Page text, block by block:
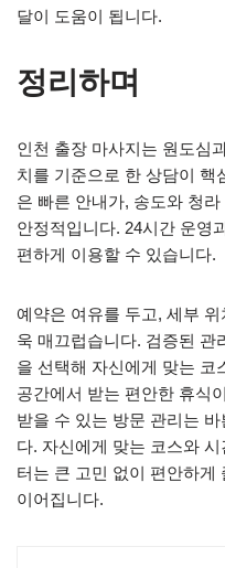
달이 도움이 됩니다.
정리하며
인천 출장 마사지는 원도심
치를 기준으로 한 상담이 핵
은 빠른 안내가, 송도와 청
안정적입니다. 24시간 운영
편하게 이용할 수 있습니다.
예약은 여유를 두고, 세부
욱 매끄럽습니다. 검증된 관
을 선택해 자신에게 맞는 코
공간에서 받는 편안한 휴식
받을 수 있는 방문 관리는
다. 자신에게 맞는 코스와
터는 큰 고민 없이 편안하게
이어집니다.